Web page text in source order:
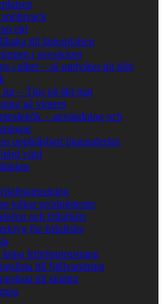
eld
till lägerplatsen
i sovsäcken
i tältet – så undviker du blöt
tur – Tips på lätt mat
på vintern
– användning och
uppblåsbart liggunderlag
vind
tolkar produkttester
och friluftsliv
för friluftsliv
köpa friluftsutrustning
till fjällvandring
till skidtur